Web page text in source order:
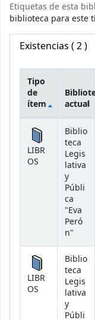
Etiquetas de esta
biblioteca para este
Existencias ( 2 )
Existencias
Tipo
de
ítem
actual
LIBR
OS
Biblio
teca
Legis
lativa
y
Públi
ca
"Eva
Peró
n"
LIBR
OS
Biblio
teca
Legis
lativa
y
Públi